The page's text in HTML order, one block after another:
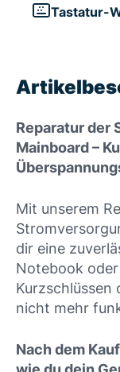
Tastatur-
Reparatur der
Mainboard –
Mit unserem
dir eine
Notebook
Kurzschlüssen
nicht mehr
Nach dem